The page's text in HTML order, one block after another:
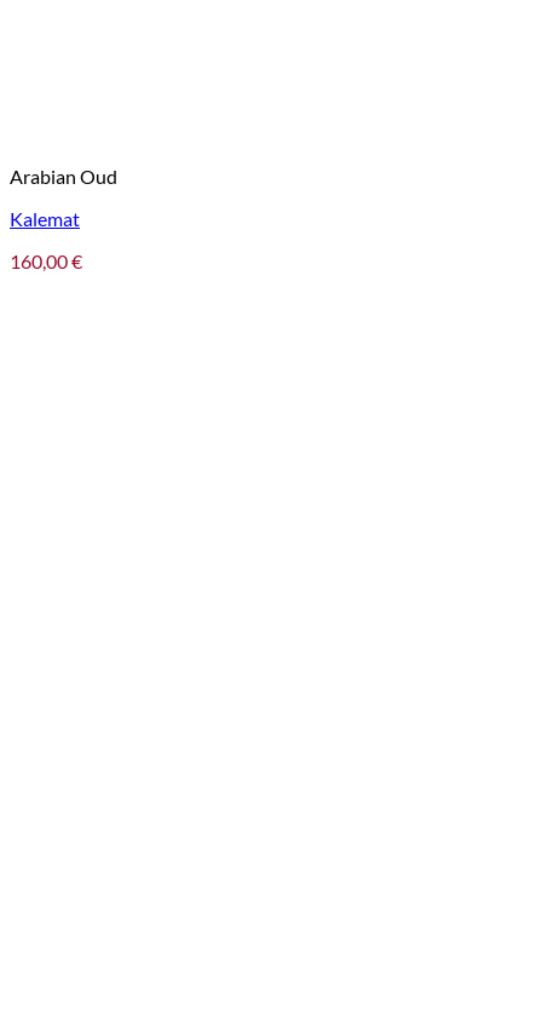
Arabian Oud
Kalemat
160,00€